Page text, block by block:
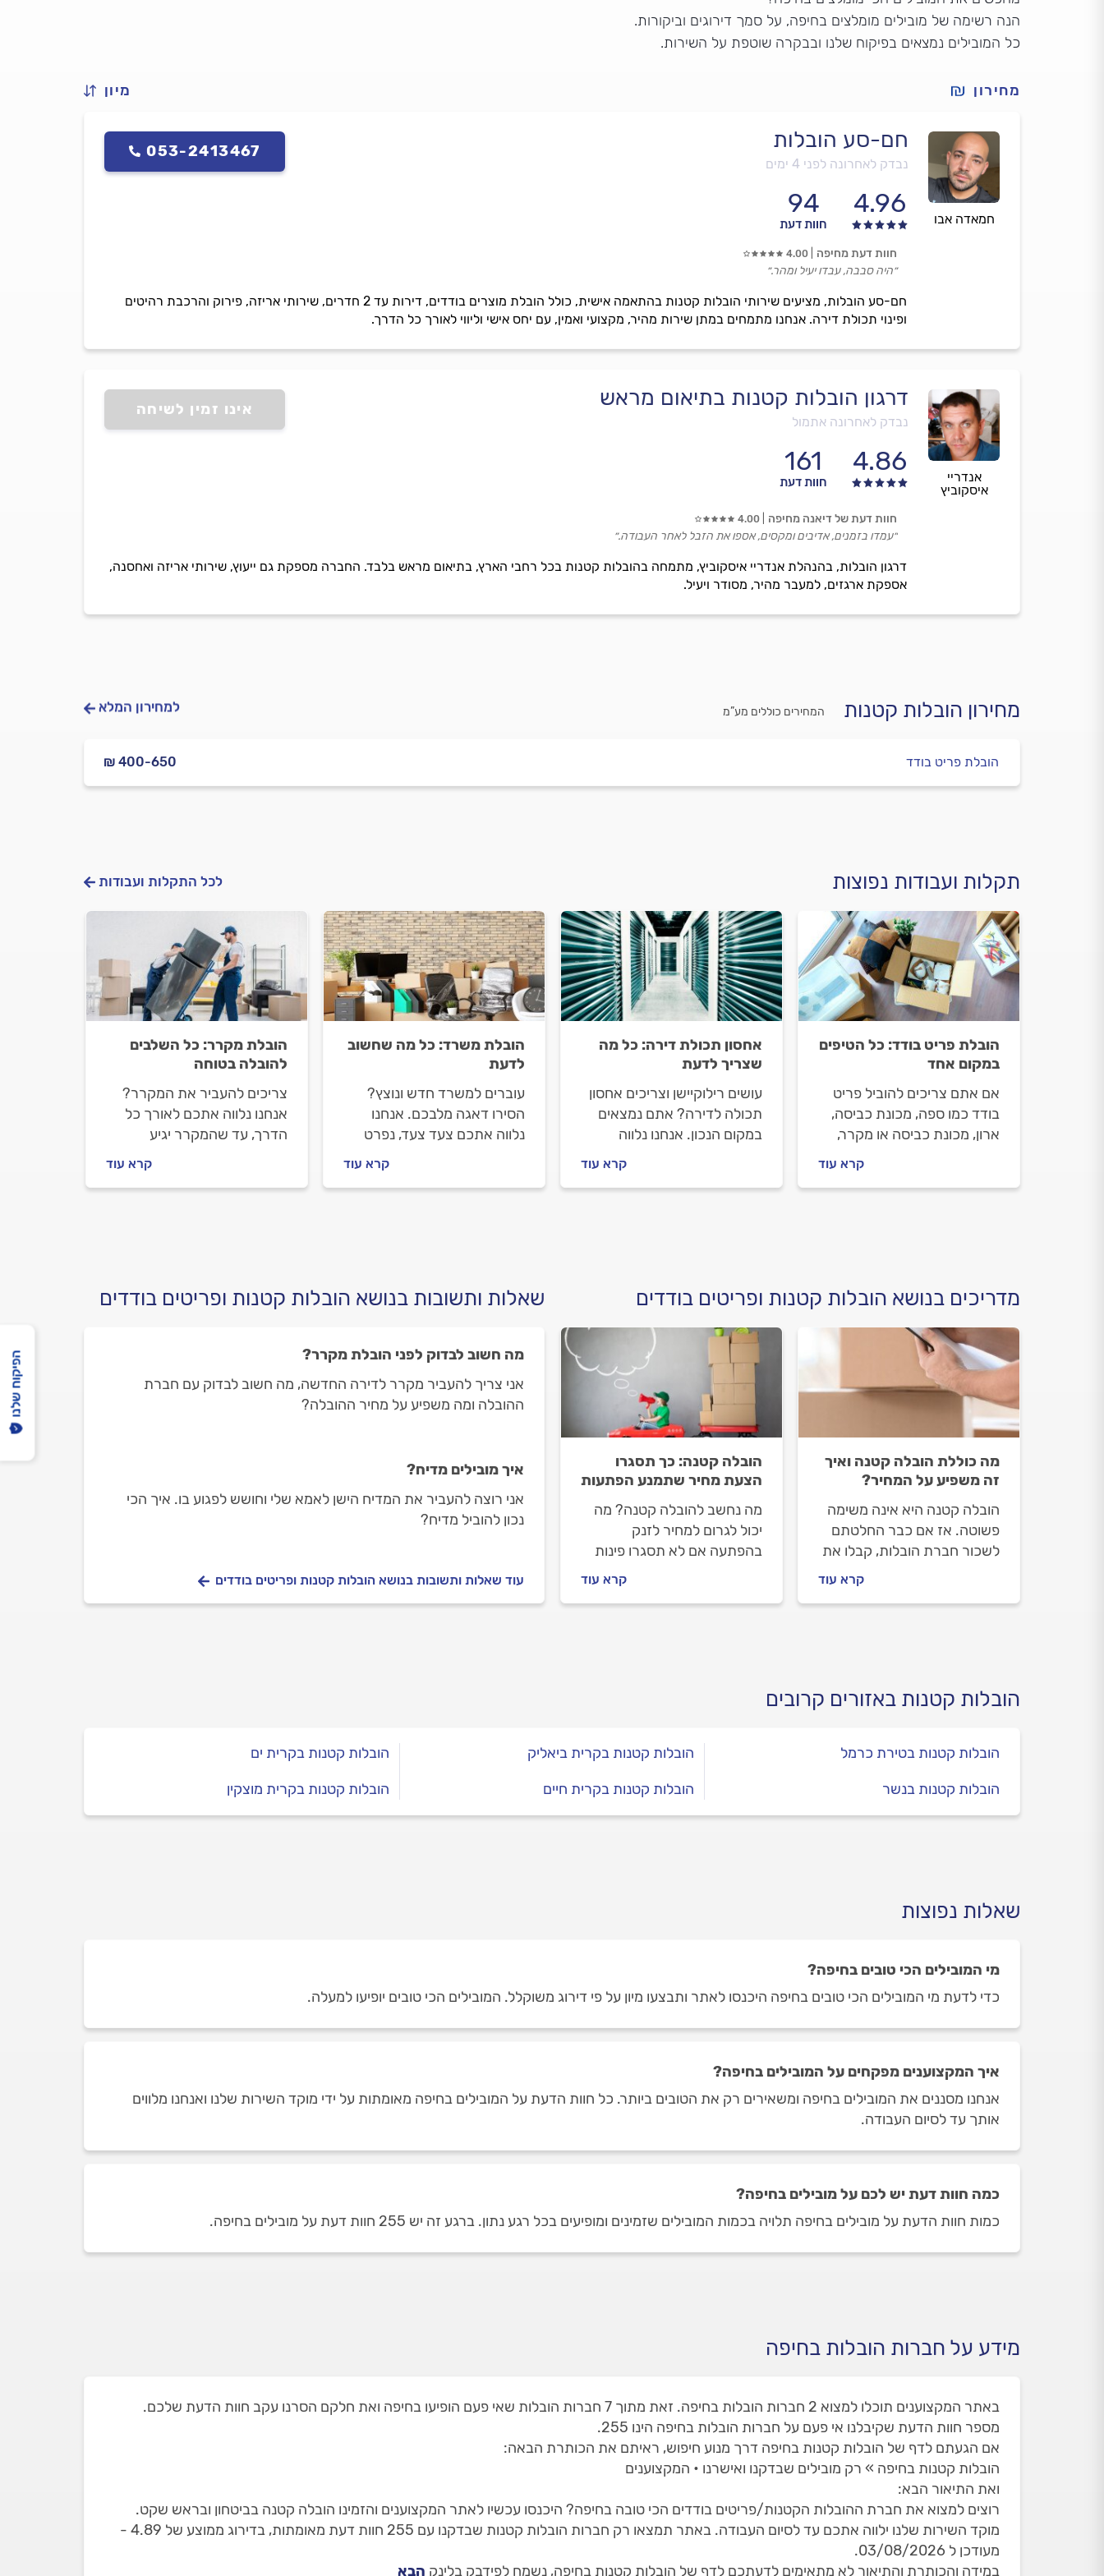
הנה רשימה של מובילים מומלצים בחיפה, על סמך דירוגים וביקורות.
כל המובילים נמצאים בפיקוח שלנו ובבקרה שוטפת על השירות.
מחירון מיון
חמאדה אבו
חם-סע הובלות
נבדק לאחרונה לפני 4 ימים
4.96
94
חוות דעת
053-2413467
חם-סע הובלות, מציעים שירותי הובלות קטנות בהתאמה אישית, כולל הובלת מוצרים בודדים, דירות עד 2 חדרים, שירותי אריזה, פירוק והרכבת רהיטים
ופינוי תכולת דירה. אנחנו מתמחים במתן שירות מהיר, מקצועי ואמין, עם יחס אישי וליווי לאורך כל הדרך.
חוות דעת מחיפה 4.00
״היה סבבה, עבדו יעיל ומהר.״
אנדריי
איסקוביץ
דרגון הובלות קטנות בתיאום מראש
נבדק לאחרונה אתמול
4.86
161
חוות דעת
אינו זמין לשיחה
דרגון הובלות, בהנהלת אנדריי איסקוביץ, מתמחה בהובלות קטנות בכל רחבי הארץ, בתיאום מראש בלבד. החברה מספקת גם ייעוץ, שירותי אריזה ואחסנה,
אספקת ארגזים, למעבר מהיר, מסודר ויעיל.
חוות דעת של דיאנה מחיפה 4.00
״עמדו בזמנים, אדיבים ומקסים, אספו את הזבל לאחר העבודה.״
מחירון הובלות קטנות המחירים כוללים מע”מ למחירון המלא
₪ 400-650 הובלת פריט בודד
תקלות ועבודות נפוצות לכל התקלות ועבודות
הובלת פריט בודד: כל הטיפים
במקום אחד
אם אתם צריכים להוביל פריט
בודד כמו ספה, מכונת כביסה,
ארון, מכונת כביסה או מקרר,
אנחנו נלווה אתכם לאורך כל
התהליך, נעזור לכם להבין כמה
קרא עוד
אחסון תכולת דירה: כל מה
שצריך לדעת
עושים רילוקיישן וצריכים אחסון
תכולה לדירה? אתם נמצאים
במקום הנכון. אנחנו נלווה
לפני שסוגרים עם חברת אחסון,
איך מומלץ להתנהל מולה וכמה
קרא עוד
הובלת משרד: כל מה שחשוב
לדעת
עוברים למשרד חדש ונוצץ?
הסירו דאגה מלבכם. אנחנו
נלווה אתכם צעד צעד, נפרט
חברת הובלה, איך מתנהלים
מולו וכמה תעלה לכם ההובלה.
קרא עוד
הובלת מקרר: כל השלבים
להובלה בטוחה
צריכים להעביר את המקרר?
אנחנו נלווה אתכם לאורך כל
הדרך, עד שהמקרר יגיע
קרא עוד
מדריכים בנושא הובלות קטנות ופריטים בודדים
מה כוללת הובלה קטנה ואיך
זה משפיע על המחיר?
הובלה קטנה היא אינה משימה
פשוטה. אז אם כבר החלטתם
לשכור חברת הובלות, קבלו את
קרא עוד
הובלה קטנה: כך תסגרו
הצעת מחיר שתמנע הפתעות
מה נחשב להובלה קטנה? מה
יכול לגרום למחיר לזנק
בהפתעה אם לא תסגרו פינות
כל הפרטים החשובים, כדי שלא
יהיו הפתעות ביום ההובלה?
קרא עוד
שאלות ותשובות בנושא הובלות קטנות ופריטים בודדים
מה חשוב לבדוק לפני הובלת מקרר?
אני צריך להעביר מקרר לדירה החדשה, מה חשוב לבדוק עם חברת
ההובלה ומה משפיע על מחיר ההובלה?
איך מובילים מדיח?
אני רוצה להעביר את המדיח הישן לאמא שלי וחושש לפגוע בו. איך הכי
נכון להוביל מדיח?
עוד שאלות ותשובות בנושא הובלות קטנות ופריטים בודדים
הובלות קטנות באזורים קרובים
הובלות קטנות בטירת כרמל
הובלות קטנות בנשר
הובלות קטנות בקרית ביאליק
הובלות קטנות בקרית חיים
הובלות קטנות בקרית ים
הובלות קטנות בקרית מוצקין
שאלות נפוצות
מי המובילים הכי טובים בחיפה?
כדי לדעת מי המובילים הכי טובים בחיפה היכנסו לאתר ותבצעו מיון על פי דירוג משוקלל. המובילים הכי טובים יופיעו למעלה.
איך המקצוענים מפקחים על המובילים בחיפה?
אנחנו מסננים את המובילים בחיפה ומשאירים רק את הטובים ביותר. כל חוות הדעת על המובילים בחיפה מאומתות על ידי מוקד השירות שלנו ואנחנו מלווים
אותך עד לסיום העבודה.
כמה חוות דעת יש לכם על מובילים בחיפה?
כמות חוות הדעת על מובילים בחיפה תלויה בכמות המובילים שזמינים ומופיעים בכל רגע נתון. ברגע זה יש 255 חוות דעת על מובילים בחיפה.
מידע על חברות הובלות בחיפה
באתר המקצוענים תוכלו למצוא 2 חברות הובלות בחיפה. זאת מתוך 7 חברות הובלות שאי פעם הופיעו בחיפה ואת חלקם הסרנו עקב חוות הדעת שלכם.
מספר חוות הדעת שקיבלנו אי פעם על חברות הובלות בחיפה הינו 255.
אם הגעתם לדף של הובלות קטנות בחיפה דרך מנוע חיפוש, ראיתם את הכותרת הבאה:
הובלות קטנות בחיפה » רק מובילים שבדקנו ואישרנו • המקצוענים
ואת התיאור הבא:
רוצים למצוא את חברת ההובלות הקטנות/פריטים בודדים הכי טובה בחיפה? היכנסו עכשיו לאתר המקצוענים והזמינו הובלה קטנה בביטחון ובראש שקט.
מוקד השירות שלנו ילווה אתכם עד לסיום העבודה. באתר תמצאו רק חברות הובלות קטנות שבדקנו עם 255 חוות דעת מאומתות, בדירוג ממוצע של 4.89 -
מעודכן ל 03/08/2026.
במידה והכותרת והתיאור לא מתאימים לדעתכם לדף של הובלות קטנות בחיפה, נשמח לפידבק בלינק הבא
הפיקוח שלנו